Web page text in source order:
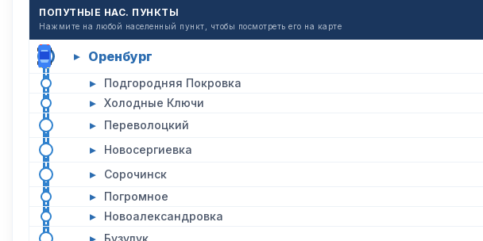
ПОПУТНЫЕ НАС. ПУНКТЫ
Нажмите на любой населенный пункт, чтобы посмотреть его на карте
▸ Оренбург
▸ Подгородняя Покровка
▸ Холодные Ключи
▸ Переволоцкий
▸ Новосергиевка
▸ Сорочинск
▸ Погромное
▸ Новоалександровка
▸ Бузулук